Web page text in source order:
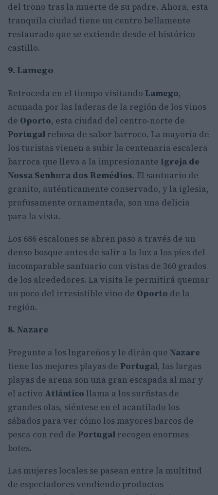
del trono tras la muerte de su padre. Ahora, esta
tranquila ciudad tiene un centro bellamente
restaurado que se extiende desde el histórico
castillo.
9. Lamego
Retroceda en el tiempo visitando Lamego,
acunada por las laderas de la región de los vinos
de Oporto, esta ciudad del centro-norte de
Portugal rebosa de sabor barroco. La mayoría de
los turistas vienen a subir la centenaria escalera
barroca que lleva a la impresionante Igreja de
Nossa Senhora dos Remédios. El santuario de
granito, auténticamente conservado, y la iglesia,
profusamente ornamentada, son una delicia
para la vista.
Los 686 escalones se abren paso a través de un
denso bosque antes de salir a la luz a los pies del
incomparable santuario con vistas de 360 grados
de los alrededores. La visita le permitirá quemar
un poco del irresistible vino de Oporto de la
región.
8. Nazare
Pregunte a los lugareños y le dirán que Nazare
tiene las mejores playas de Portugal, las largas
playas de arena son una gran escapada al mar y
el activo Atlántico llama a los surfistas de
grandes olas, siéntese en el acantilado los
sábados para ver cómo los mayores barcos de
pesca con red de Portugal recogen enormes
botes.
Las mujeres locales se pasean entre la multitud
de espectadores vendiendo productos